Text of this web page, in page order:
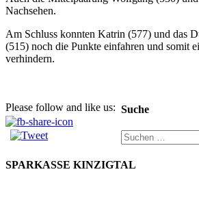
Nachsehen.
Am Schluss konnten Katrin (577) und das
(515) noch die Punkte einfahren und somit
verhindern.
Please follow and like us: Suche
Suchen
nach:
SPARKASSE KINZIGTAL